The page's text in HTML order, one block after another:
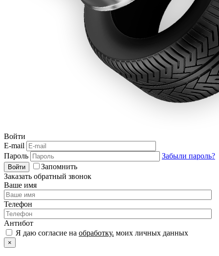
Войти
E-mail
Пароль
Забыли пароль?
Войти
Запомнить
Заказать обратный звонок
Ваше имя
Телефон
Антибот
Я даю согласие на обработку. моих личных данных
×